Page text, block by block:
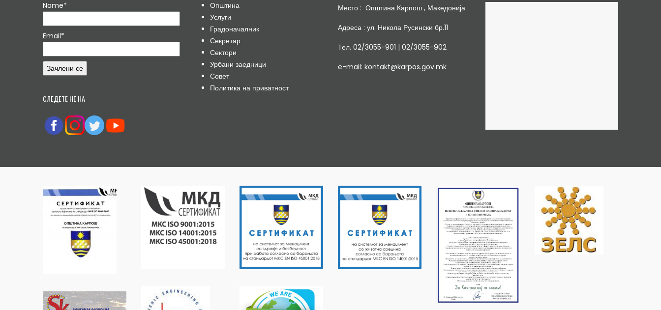
Name*
Email*
СЛЕДЕТЕ НЕ НА
Општина
Услуги
Градоначалник
Секретар
Сектори
Урбани заедници
Совет
Политика на приватност
Место : Општина Карпош , Македонија
Адреса : ул. Никола Русински бр.11
Тел. 02/3055-901 | 02/3055-902
e-mail: kontakt@karpos.gov.mk